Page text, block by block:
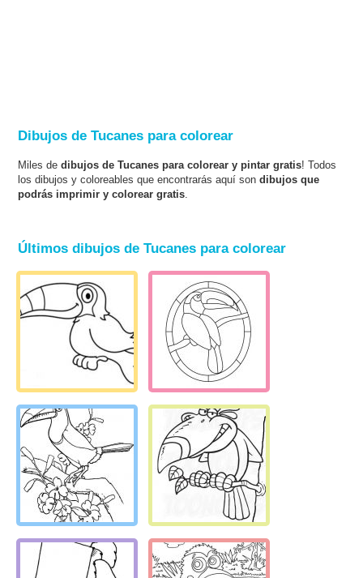
Dibujos de Tucanes para colorear
Miles dedibujos de Tucanes para colorear y pintar gratis! Todos
los dibujos y coloreables que encontrarás aquí sondibujos que
podrás imprimir y colorear gratis.
Últimos dibujos de Tucanes para colorear